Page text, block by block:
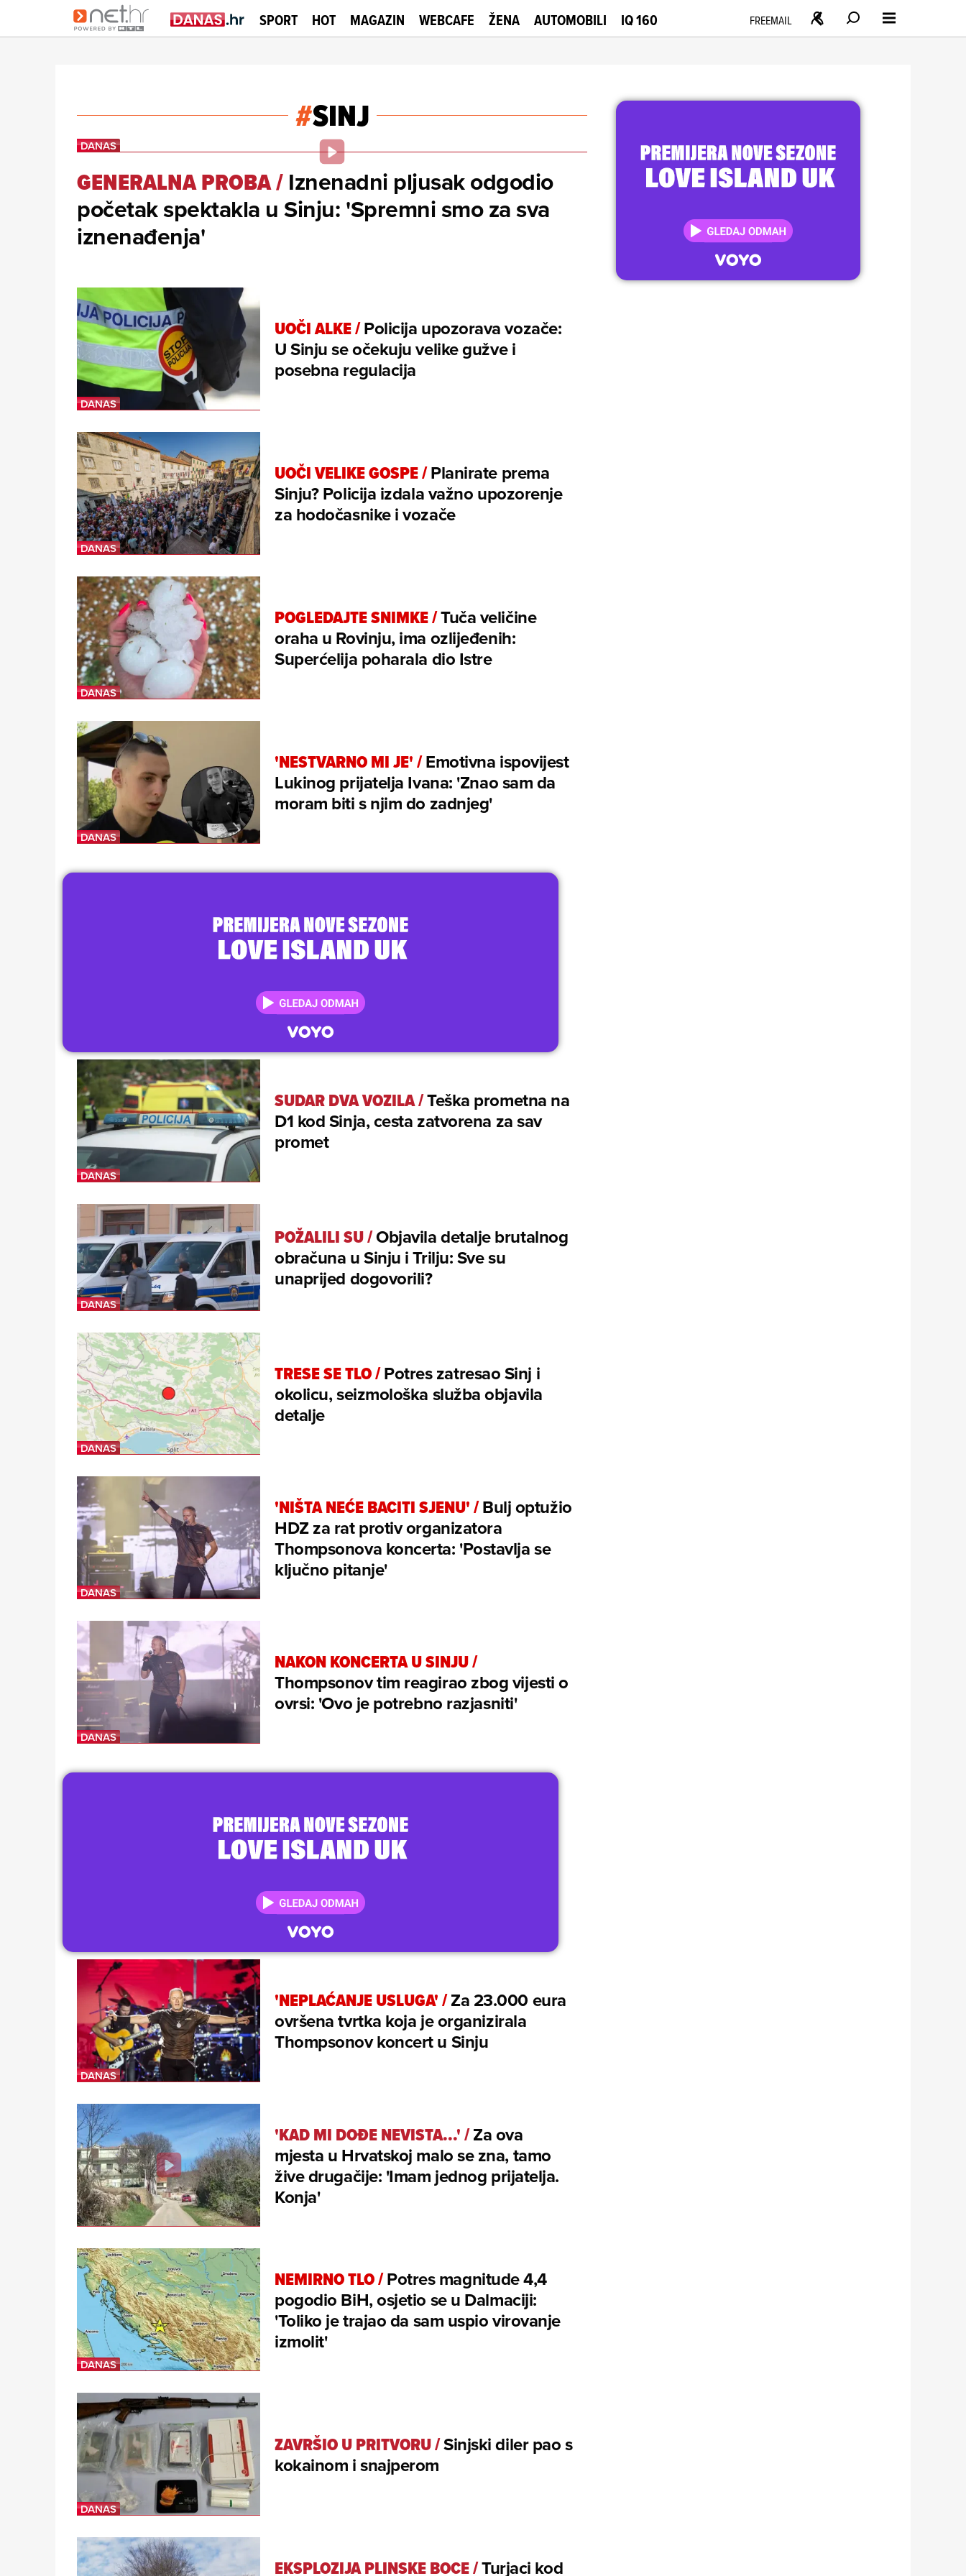
SPORT HOT MAGAZIN WEBCAFE ŽENA AUTOMOBILI IQ 160 FREEMAIL
#SINJ
GENERALNA PROBA/Iznenadni pljusak odgodio
početak spektakla u Sinju: 'Spremni smo za sva
iznenađenja'
UOČI ALKE/Policija upozorava vozače:
U Sinju se očekuju velike gužve i
posebna regulacija
UOČI VELIKE GOSPE/Planirate prema
Sinju? Policija izdala važno upozorenje
za hodočasnike i vozače
POGLEDAJTE SNIMKE/Tuča veličine
oraha u Rovinju, ima ozlijeđenih:
Superćelija poharala dio Istre
'NESTVARNO MI JE'/Emotivna ispovijest
Lukinog prijatelja Ivana: 'Znao sam da
moram biti s njim do zadnjeg'
SUDAR DVA VOZILA/Teška prometna na
D1 kod Sinja, cesta zatvorena za sav
promet
POŽALILI SU/Objavila detalje brutalnog
obračuna u Sinju i Trilju: Sve su
unaprijed dogovorili?
TRESE SE TLO/Potres zatresao Sinj i
okolicu, seizmološka služba objavila
detalje
'NIŠTA NEĆE BACITI SJENU'/Bulj optužio
HDZ za rat protiv organizatora
Thompsonova koncerta: 'Postavlja se
ključno pitanje'
NAKON KONCERTA U SINJU/
Thompsonov tim reagirao zbog vijesti o
ovrsi: 'Ovo je potrebno razjasniti'
'NEPLAĆANJE USLUGA'/Za 23.000 eura
ovršena tvrtka koja je organizirala
Thompsonov koncert u Sinju
'KAD MI DOĐE NEVISTA...'/Za ova
mjesta u Hrvatskoj malo se zna, tamo
žive drugačije: 'Imam jednog prijatelja.
Konja'
NEMIRNO TLO/Potres magnitude 4,4
pogodio BiH, osjetio se u Dalmaciji:
'Toliko je trajao da sam uspio virovanje
izmolit'
ZAVRŠIO U PRITVORU/Sinjski diler pao s
kokainom i snajperom
EKSPLOZIJA PLINSKE BOCE/Turjaci kod